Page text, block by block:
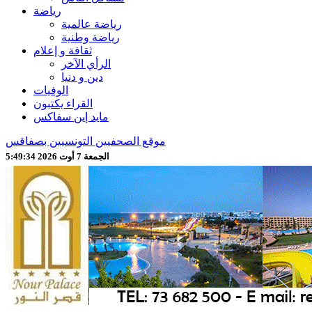
رياضة
رياضة عالمية
رياضة وطنية
ثقافة و إعلام
الرأي الآخر
دين و دنيا
الوفيات
القراء يكتبون
مايد إين سفاكس
موقع الصحفيين التونسيين بصفاقس
الجمعة 7 أوت 2026 5:49:36